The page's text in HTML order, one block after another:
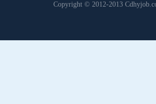
Copyright © 2012-2013